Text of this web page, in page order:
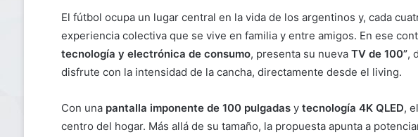
El fútbol ocupa un lugar central en la vida de los argentinos y, cada
experiencia colectiva que se vive en familia y entre amigos. En ese
tecnología y electrónica de consumo, presenta su nueva TV de 100”,
disfrute con la intensidad de la cancha, directamente desde el living.
Con una pantalla imponente de 100 pulgadasy tecnología 4K QLED,
centro del hogar. Más allá de su tamaño, la propuesta apunta a